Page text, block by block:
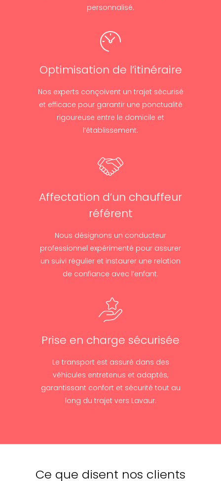
personnalisé.
Optimisation de l’itinéraire
Nos experts conçoivent un trajet sécurisé
et efficace pour garantir une ponctualité
rigoureuse entre le domicile et
l’établissement.
Affectation d’un chauffeur
référent
Nous désignons un conducteur
professionnel expérimenté pour assurer
un suivi régulier et instaurer une relation
de confiance avec l’enfant.
Prise en charge sécurisée
Le transport est assuré dans des
véhicules entretenus et adaptés,
garantissant confort et sécurité tout au
long du trajet vers Lavaur.
Ce que disent nos clients